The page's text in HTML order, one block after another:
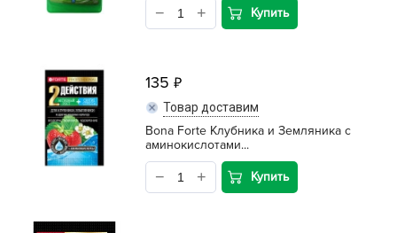
Купить
135
Товар доставим
Bona Forte Клубника и Земляника с
аминокислотами...
Купить